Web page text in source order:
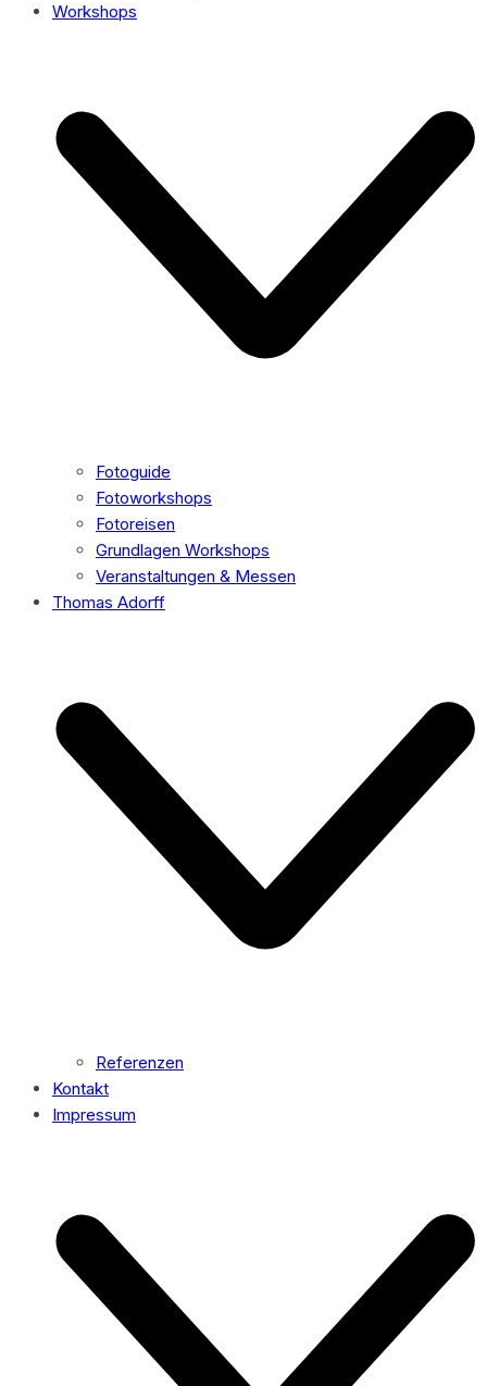
Workshops
Fotoguide
Fotoworkshops
Fotoreisen
Grundlagen Workshops
Veranstaltungen & Messen
Thomas Adorff
Referenzen
Kontakt
Impressum